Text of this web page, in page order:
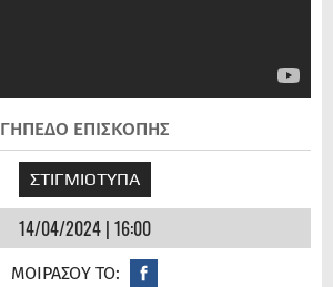
ΓΗΠΕΔΟ ΕΠΙΣΚΟΠΗΣ
ΣΤΙΓΜΙΟΤΥΠΑ
14/04/2024 | 16:00
ΜΟΙΡΑΣΟΥ ΤΟ: